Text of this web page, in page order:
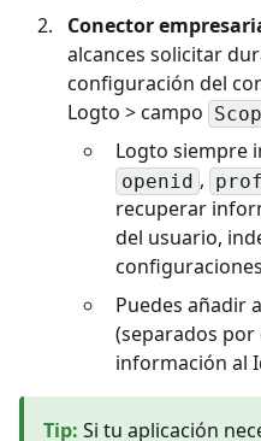
Conector
alcances solicitar
configuración del
Logto > campo
Logto siempre
openid ,
recuperar
del usuario,
Puedes añadir
(separados por
información al
Tip: Si tu aplicación